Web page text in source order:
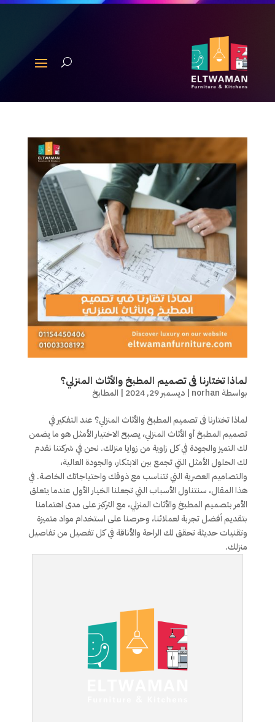
لماذا تختارنا فى تصميم المطبخ والأثاث المنزلي؟
بواسطة norhan
| ديسمبر 29, 2024 | المطابخ
لماذا تختارنا فى تصميم المطبخ والأثاث المنزلي؟ عند التفكير في
تصميم المطبخ أو الأثاث المنزلي، يصبح الاختيار الأمثل هو ما يضمن
لك التميز والجودة في كل زاوية من زوايا منزلك. نحن في شركتنا نقدم
لك الحلول الأمثل التي تجمع بين الابتكار، والجودة العالية،
والتصاميم العصرية التي تتناسب مع ذوقك واحتياجاتك الخاصة. في
هذا المقال، سنتناول الأسباب التي تجعلنا الخيار الأول عندما يتعلق
الأمر بتصميم المطبخ والأثاث المنزلي، مع التركيز على مدى اهتمامنا
بتقديم أفضل تجربة لعملائنا، وحرصنا على استخدام مواد متميزة
وتقنيات حديثة تحقق لك الراحة والأناقة في كل تفصيل من تفاصيل
منزلك.